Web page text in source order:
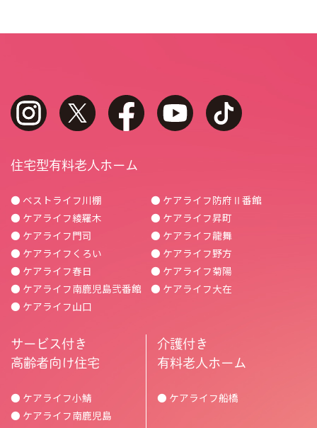
instagram twitter facebook youtube
住宅型有料老人ホーム
● ベストライフ川棚
● ケアライフ綾羅木
● ケアライフ門司
● ケアライフくろい
● ケアライフ春日
● ケアライフ南鹿児島弐番館
● ケアライフ山口
● ケアライフ防府Ⅱ番館
● ケアライフ昇町
● ケアライフ龍舞
● ケアライフ野方
● ケアライフ菊陽
● ケアライフ大在
サービス付き
高齢者向け住宅
● ケアライフ小鯖
● ケアライフ南鹿児島
介護付き
有料老人ホーム
● ケアライフ船橋